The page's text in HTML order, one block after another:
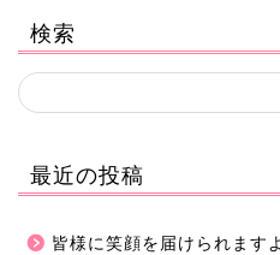
検索
最近の投稿
皆様に笑顔を届けられます